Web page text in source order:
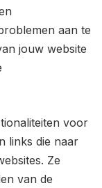
aan te
jouw website
voor
links die naar
Ze
van de